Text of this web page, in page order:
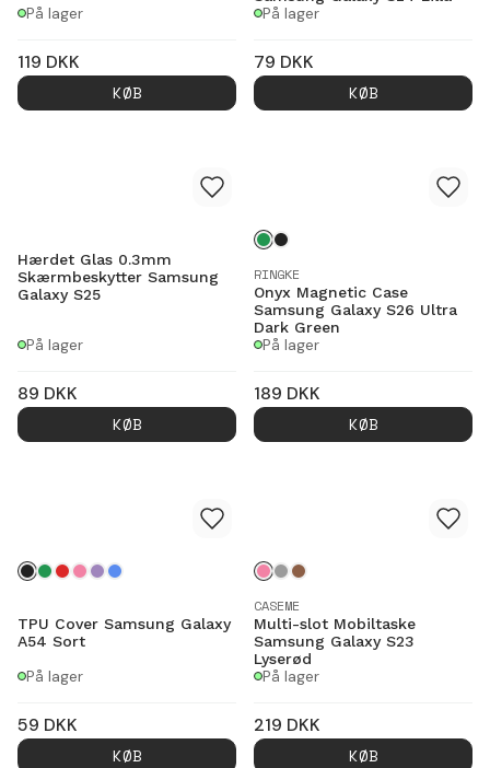
På lager
119 DKK
KØB
På lager
79 DKK
KØB
Hærdet Glas 0.3mm
Skærmbeskytter Samsung
Galaxy S25
På lager
89 DKK
KØB
RINGKE
Onyx Magnetic Case
Samsung Galaxy S26 Ultra
Dark Green
På lager
189 DKK
KØB
TPU Cover Samsung Galaxy
A54 Sort
På lager
59 DKK
KØB
CASEME
Multi-slot Mobiltaske
Samsung Galaxy S23
Lyserød
På lager
219 DKK
KØB